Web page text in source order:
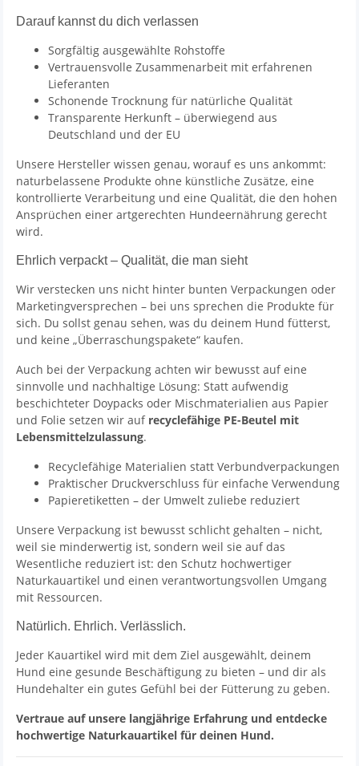
Darauf kannst du dich verlassen
Sorgfältig ausgewählte Rohstoffe
Vertrauensvolle Zusammenarbeit mit erfahrenen
Lieferanten
Schonende Trocknung für natürliche Qualität
Transparente Herkunft – überwiegend aus
Deutschland und der EU
Unsere Hersteller wissen genau, worauf es uns ankommt:
naturbelassene Produkte ohne künstliche Zusätze, eine
kontrollierte Verarbeitung und eine Qualität, die den hohen
Ansprüchen einer artgerechten Hundeernährung gerecht
wird.
Ehrlich verpackt – Qualität, die man sieht
Wir verstecken uns nicht hinter bunten Verpackungen oder
Marketingversprechen – bei uns sprechen die Produkte für
sich. Du sollst genau sehen, was du deinem Hund fütterst,
und keine „Überraschungspakete“ kaufen.
Auch bei der Verpackung achten wir bewusst auf eine
sinnvolle und nachhaltige Lösung: Statt aufwendig
beschichteter Doypacks oder Mischmaterialien aus Papier
und Folie setzen wir auf recyclefähige PE-Beutel mit
Lebensmittelzulassung.
Recyclefähige Materialien statt Verbundverpackungen
Praktischer Druckverschluss für einfache Verwendung
Papieretiketten – der Umwelt zuliebe reduziert
Unsere Verpackung ist bewusst schlicht gehalten – nicht,
weil sie minderwertig ist, sondern weil sie auf das
Wesentliche reduziert ist: den Schutz hochwertiger
Naturkauartikel und einen verantwortungsvollen Umgang
mit Ressourcen.
Natürlich. Ehrlich. Verlässlich.
Jeder Kauartikel wird mit dem Ziel ausgewählt, deinem
Hund eine gesunde Beschäftigung zu bieten – und dir als
Hundehalter ein gutes Gefühl bei der Fütterung zu geben.
Vertraue auf unsere langjährige Erfahrung und entdecke
hochwertige Naturkauartikel für deinen Hund.